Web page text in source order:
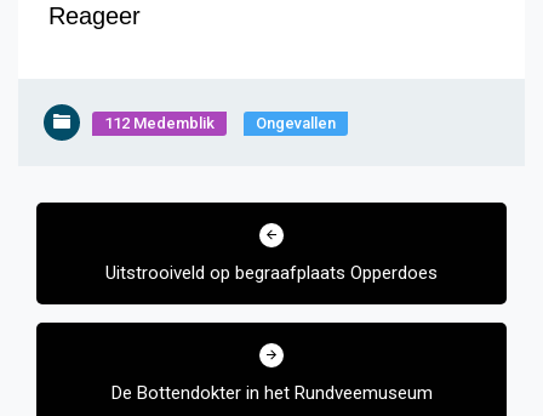
Reageer
112 Medemblik Ongevallen
Bericht
Uitstrooiveld op begraafplaats Opperdoes
De Bottendokter in het Rundveemuseum